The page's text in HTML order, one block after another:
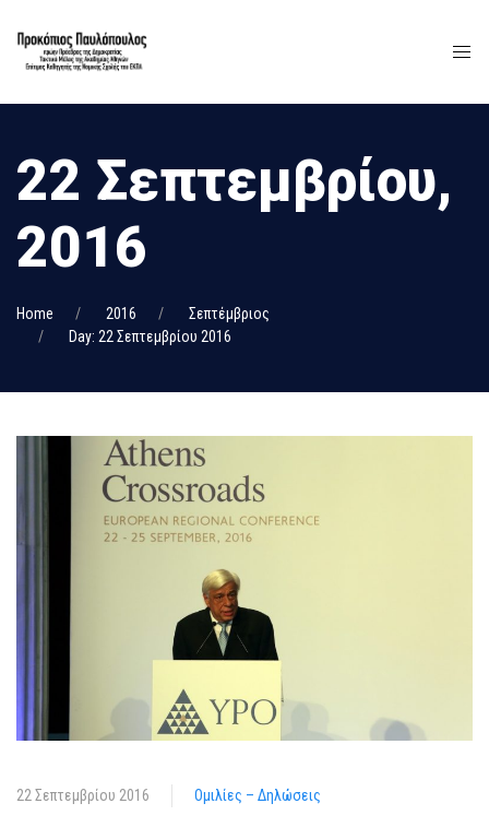
22 Σεπτεμβρίου,
2016
Home 2016
Σεπτέμβριος
Day: 22 Σεπτεμβρίου 2016
22 Σεπτεμβρίου 2016 Ομιλίες – Δηλώσεις